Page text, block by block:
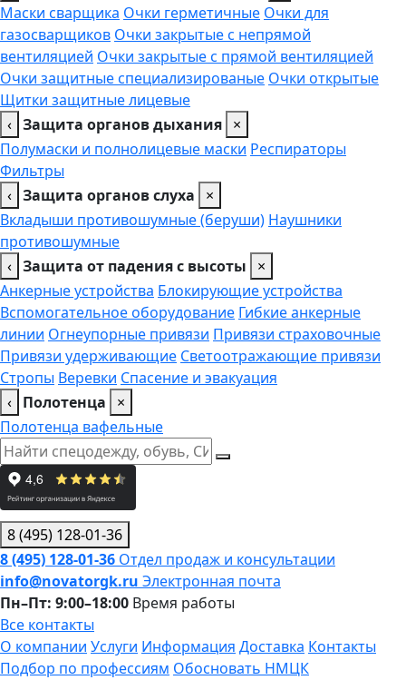
Маски сварщика Очки герметичные Очки для
газосварщиков Очки закрытые с непрямой
вентиляцией Очки закрытые с прямой вентиляцией
Очки защитные специализированые Очки открытые
Щитки защитные лицевые
‹ Защита органов дыхания ×
Полумаски и полнолицевые маски Респираторы
Фильтры
‹ Защита органов слуха
×
Вкладыши противошумные (беруши) Наушники
противошумные
‹ Защита от падения с высоты
×
Анкерные устройства Блокирующие устройства
Вспомогательное оборудование Гибкие анкерные
линии Огнеупорные привязи Привязи страховочные
Привязи удерживающие Светоотражающие привязи
Стропы Веревки Спасение и эвакуация
‹ Полотенца
×
Полотенца вафельные
8 (495) 128-01-36
8 (495) 128-01-36 Отдел продаж и консультации
info@novatorgk.ru Электронная почта
Пн–Пт: 9:00–18:00 Время работы
Все контакты
О компании Услуги Информация Доставка Контакты
Подбор по профессиям Обосновать НМЦК